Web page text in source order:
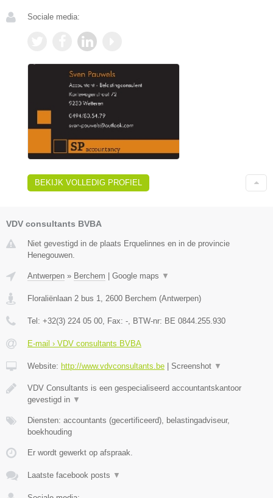
Sociale media:
BEKIJK VOLLEDIG PROFIEL
VDV consultants BVBA
Niet gevestigd in de plaats Erquelinnes en in de provincie
Henegouwen.
Antwerpen » Berchem | Google maps ▼
Floraliënlaan 2 bus 1 2600 Berchem (Antwerpen)
Tel: +32(3) 224 05 00 , Fax: - , BTW-nr: BE 0844.255.930
E-mail › VDV consultants BVBA
Website: http://www.vdvconsultants.be | Screenshot ▼
VDV Consultants is een gespecialiseerd accountantskantoor
gevestigd in ▼
Diensten: accountants (gecertificeerd), belastingadviseur,
boekhouding
Er wordt gewerkt op afspraak.
Laatste facebook posts ▼